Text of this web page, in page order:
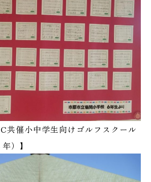
共催小中学生向けゴルフスクール
）】